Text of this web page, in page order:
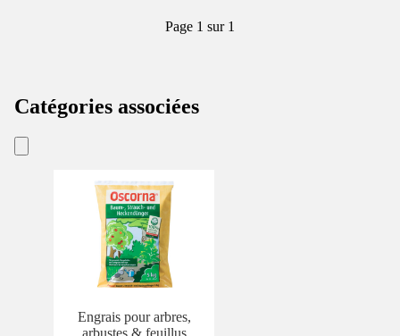
Page 1 sur 1
Catégories associées
Engrais pour arbres,